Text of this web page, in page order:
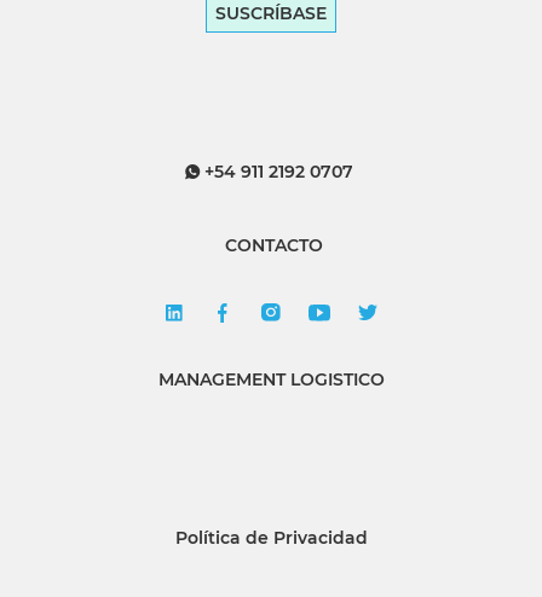
SUSCRÍBASE
+54 911 2192 0707
CONTACTO
MANAGEMENT LOGISTICO
Política de Privacidad